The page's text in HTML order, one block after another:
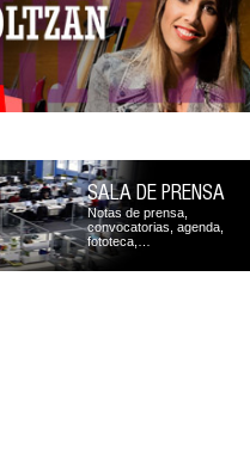
SALA DE PRENSA
Notas de prensa,
convocatorias, agenda,
fototeca,…